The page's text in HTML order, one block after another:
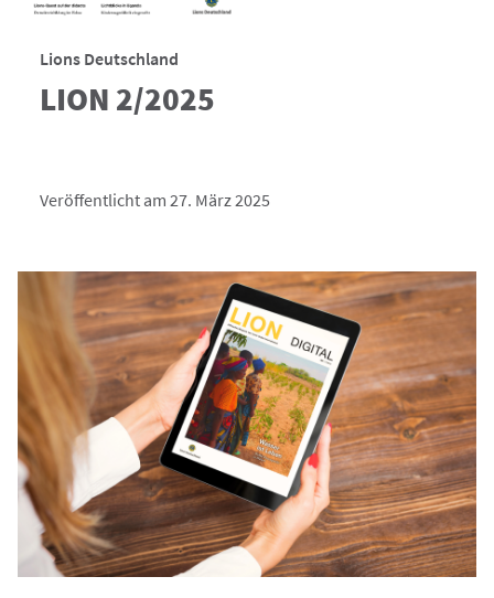
Lions Deutschland
LION 2/2025
Veröffentlicht am 27. März 2025